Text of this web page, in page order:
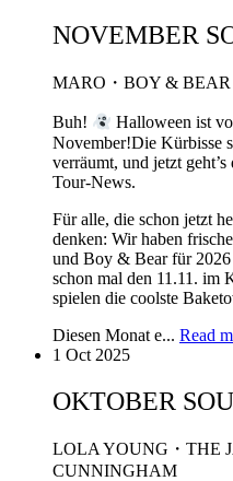
NOVEMBER
MARO・BOY &
Buh!
Halloween ist
November!Die Kürbisse
verräumt, und jetzt
Tour-News.
Für alle, die schon jetzt
denken: Wir haben
und Boy & Bear für 2026
schon mal den 11.11. im
spielen die coolste
Diesen Monat e... Read
1 Oct 2025
OKTOBER
LOLA YOUNG・THE
CUNNINGHAM